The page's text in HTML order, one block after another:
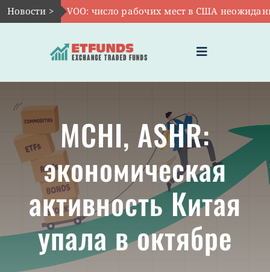
Skip
to
Новости >
Авг 7: VOO: число рабочих мест в США неожиданно
Toggle
Navigation
ГЛАВНАЯ
ЧТО ТАКОЕ ETF
ИНВЕСТИЦИИ В ETF
ТЕМАТИЧЕСКИЕ ETF
АКТУАЛЬНЫЕ
MCHI, ASHR:
экономическая
активность Китая
упала в октябре